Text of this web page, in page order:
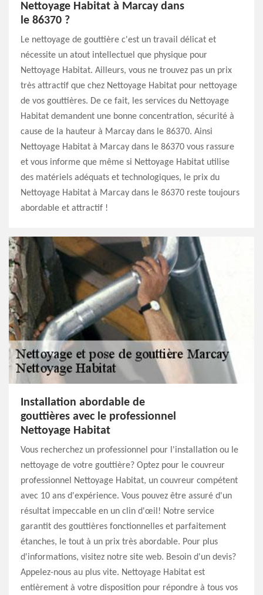
Nettoyage Habitat à Marcay dans
le 86370 ?
Le nettoyage de gouttière c'est un travail délicat et
nécessite un atout intellectuel que physique pour
Nettoyage Habitat. Ailleurs, vous ne trouvez pas un prix
très attractif que chez Nettoyage Habitat pour nettoyage
de vos gouttières. De ce fait, les services du Nettoyage
Habitat demandent une bonne concentration, sécurité à
cause de la hauteur à Marcay dans le 86370. Ainsi
Nettoyage Habitat à Marcay dans le 86370 vous rassure
et vous informe que même si Nettoyage Habitat utilise
des matériels adéquats et technologiques, le prix du
Nettoyage Habitat à Marcay dans le 86370 reste toujours
abordable et attractif !
Installation abordable de
gouttières avec le professionnel
Nettoyage Habitat
Vous recherchez un professionnel pour l'installation ou le
nettoyage de votre gouttière? Optez pour le couvreur
professionnel Nettoyage Habitat, un couvreur compétent
avec 10 ans d'expérience. Vous pouvez être assuré d'un
résultat impeccable en un clin d'œil! Notre service
garantit des gouttières fonctionnelles et parfaitement
étanches, le tout à un prix très abordable. Pour plus
d'informations, visitez notre site web. Besoin d'un devis?
Appelez-nous au plus vite. Nettoyage Habitat est
entièrement à votre disposition pour répondre à tous vos